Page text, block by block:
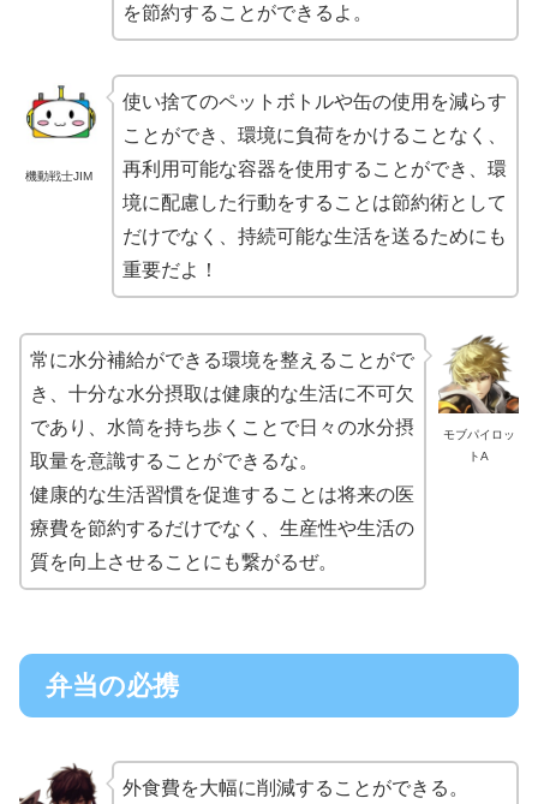
を節約することができるよ。
機動戦士JIM
使い捨てのペットボトルや缶の使用を減らす
ことができ、環境に負荷をかけることなく、
再利用可能な容器を使用することができ、環
境に配慮した行動をすることは節約術として
だけでなく、持続可能な生活を送るためにも
重要だよ！
モブパイロッ
トA
常に水分補給ができる環境を整えることがで
き、十分な水分摂取は健康的な生活に不可欠
であり、水筒を持ち歩くことで日々の水分摂
取量を意識することができるな。
健康的な生活習慣を促進することは将来の医
療費を節約するだけでなく、生産性や生活の
質を向上させることにも繋がるぜ。
弁当の必携
外食費を大幅に削減することができる。